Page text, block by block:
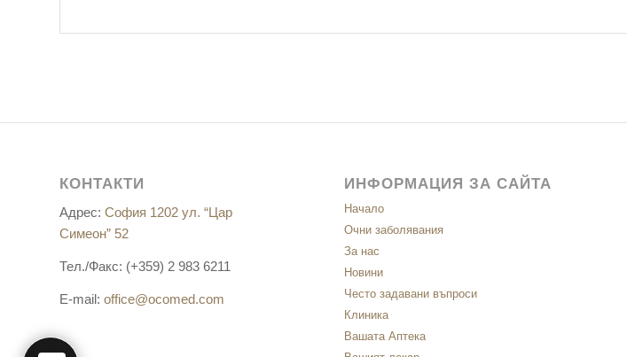
КОНТАКТИ
Адрес: София 1202 ул. “Цар
Симеон” 52
Тел./Факс: (+359) 2 983 6211
E-mail: office@ocomed.com
ИНФОРМАЦИЯ ЗА САЙТА
Начало
Очни заболявания
За нас
Новини
Често задавани въпроси
Клиника
Вашата Аптека